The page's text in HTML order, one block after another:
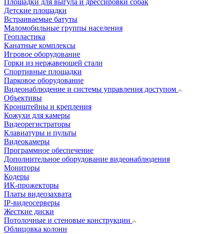
Площадки для выгула и дрессировки собак
Детские площадки
Встраиваемые батуты
Маломобильные группы населения
Геопластика
Канатные комплексы
Игровое оборудование
Горки из нержавеющей стали
Спортивные площадки
Парковое оборудование
Видеонаблюдение и системы управления доступом
Объективы
Кронштейны и крепления
Кожухи для камеры
Видеорегистраторы
Клавиатуры и пульты
Видеокамеры
Программное обеспечение
Дополнительное оборудование видеонаблюдения
Мониторы
Кодеры
ИК-прожекторы
Платы видеозахвата
IP-видеосерверы
Жесткие диски
Потолочные и стеновые конструкции
Облицовка колонн